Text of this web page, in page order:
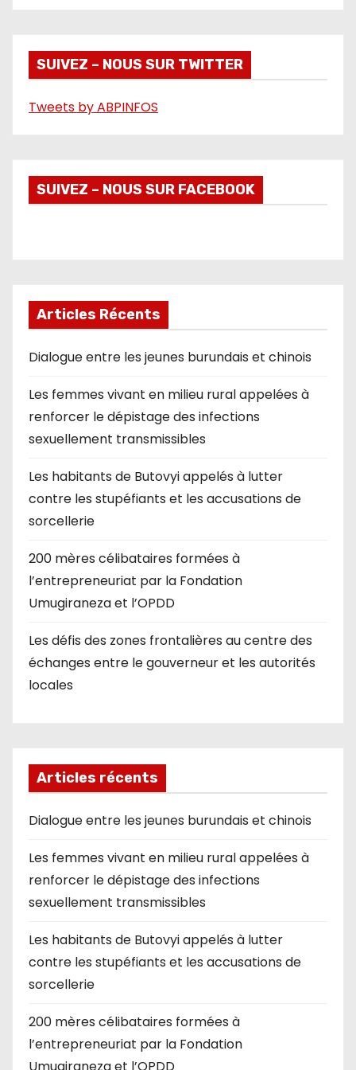
o
SUIVEZ – NOUS SUR TWITTER
Tweets by ABPINFOS
SUIVEZ – NOUS SUR FACEBOOK
Articles Récents
Dialogue entre les jeunes burundais et chinois
Les femmes vivant en milieu rural appelées à
renforcer le dépistage des infections
sexuellement transmissibles
Les habitants de Butovyi appelés à lutter
contre les stupéfiants et les accusations de
sorcellerie
200 mères célibataires formées à
l’entrepreneuriat par la Fondation
Umugiraneza et l’OPDD
Les défis des zones frontalières au centre des
échanges entre le gouverneur et les autorités
locales
Articles récents
Dialogue entre les jeunes burundais et chinois
Les femmes vivant en milieu rural appelées à
renforcer le dépistage des infections
sexuellement transmissibles
Les habitants de Butovyi appelés à lutter
contre les stupéfiants et les accusations de
sorcellerie
200 mères célibataires formées à
l’entrepreneuriat par la Fondation
Umugiraneza et l’OPDD